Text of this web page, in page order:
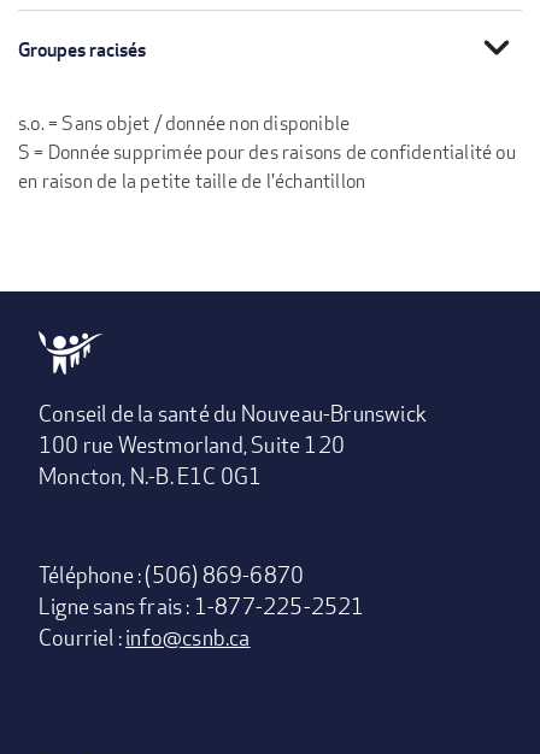
Groupes racisés expand_more
s.o. = Sans objet / donnée non disponible
S = Donnée supprimée pour des raisons de confidentialité ou
en raison de la petite taille de l'échantillon
Conseil de la santé du Nouveau-Brunswick
100 rue Westmorland, Suite 120
Moncton, N.-B. E1C 0G1
Téléphone : (506) 869-6870
Ligne sans frais : 1-877-225-2521
Courriel :info@csnb.ca